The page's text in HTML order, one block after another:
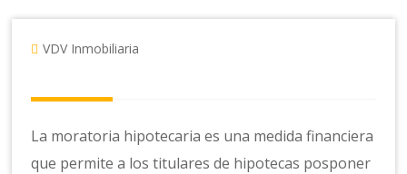
VDV Inmobiliaria
La moratoria hipotecaria es una medida financiera
que permite a los titulares de hipotecas posponer